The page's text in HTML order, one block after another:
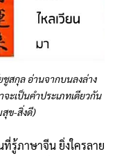
ชูสกุลอ่านจากบนลงล่าง
ะเป็นคำประเภทเดียวกัน
ข-สิ่งดี)
รู้ภาษาจีน ยิ่งใครลาย